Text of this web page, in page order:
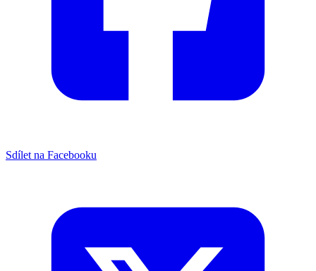
Sdílet na Facebooku